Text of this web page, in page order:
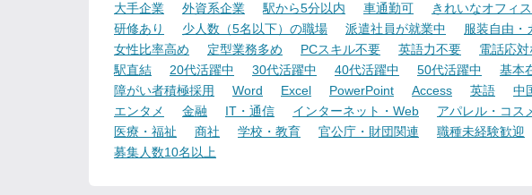
大手企業
外資系企業 駅から5分以内 車通勤可 きれいなオフィス
研修あり
少人数（5名以下）の職場 派遣社員が就業中 服装自由・
女性比率高め
定型業務多め PCスキル不要 英語力不要 電話応対
駅直結
20代活躍中 30代活躍中 40代活躍中 50代活躍中 基本
障がい者積極採用
Word Excel PowerPoint Access 英語 中
エンタメ
金融 IT・通信 インターネット・Web アパレル・コス
医療・福祉
商社 学校・教育 官公庁・財団関連 職種未経験歓迎
募集人数10名以上